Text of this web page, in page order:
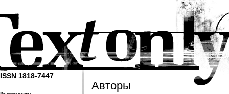
ISSN 1818-7447
Авторы